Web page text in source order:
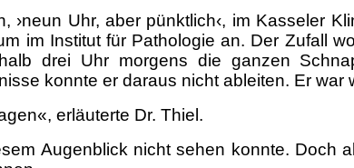
Uhr, aber pünktlich‹, im Kasseler
im Institut für Pathologie an. Der Zufall
drei Uhr morgens die ganzen
konnte er daraus nicht ableiten. Er war
erläuterte Dr. Thiel.
Augenblick nicht sehen konnte. Doch